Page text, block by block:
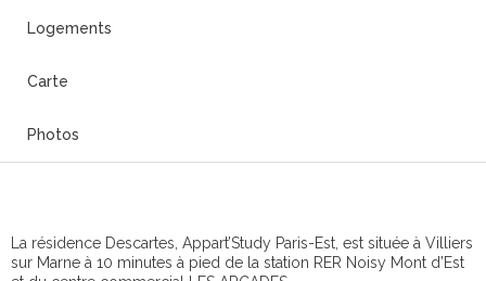
Logements
Carte
Photos
La résidence Descartes, Appart’Study Paris-Est, est située à Villiers
sur Marne à 10 minutes à pied de la station RER Noisy Mont d’Est